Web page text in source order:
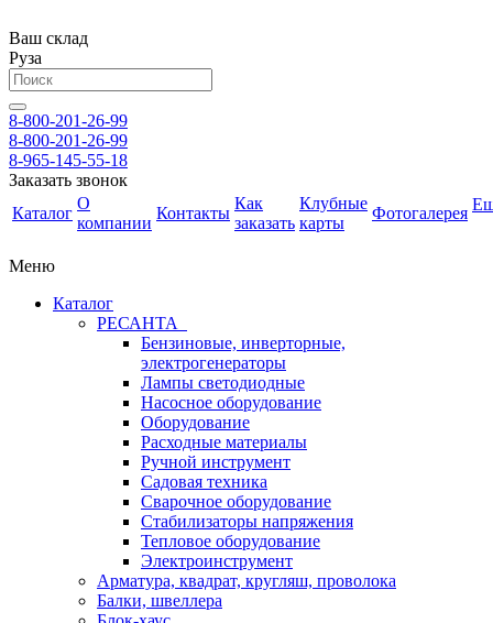
Ваш склад
Руза
8-800-201-26-99
8-800-201-26-99
8-965-145-55-18
Заказать звонок
Каталог
О
компании
Контакты
Как
заказать
Клубные
карты
Фотогалерея
Меню
Каталог
РЕСАНТА
Бензиновые, инверторные,
электрогенераторы
Лампы светодиодные
Насосное оборудование
Оборудование
Расходные материалы
Ручной инструмент
Садовая техника
Сварочное оборудование
Стабилизаторы напряжения
Тепловое оборудование
Электроинструмент
Арматура, квадрат, кругляш, проволока
Балки, швеллера